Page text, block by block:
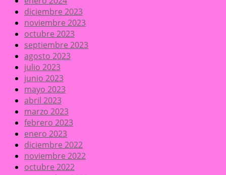
diciembre 2023
noviembre 2023
octubre 2023
septiembre 2023
agosto 2023
julio 2023
junio 2023
mayo 2023
abril 2023
marzo 2023
febrero 2023
enero 2023
diciembre 2022
noviembre 2022
octubre 2022